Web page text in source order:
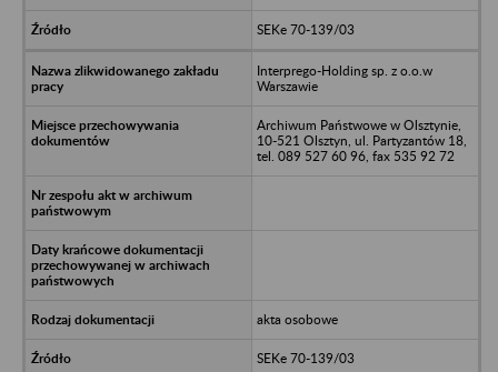
SEKe 70-139/03
Interprego-Holding sp. z o.o.w
Warszawie
Archiwum Państwowe w Olsztynie,
10-521 Olsztyn, ul. Partyzantów 18,
tel. 089 527 60 96, fax 535 92 72
akta osobowe
SEKe 70-139/03